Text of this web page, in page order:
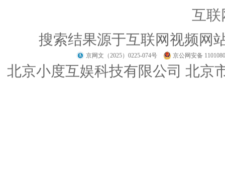
互联
搜索结果源于互联网视频网
京网文（2025）0225-074号 京公网安备
北京小度互娱科技有限公司 北京